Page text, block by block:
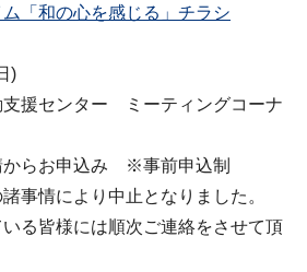
「和の心を感じる」チラシ
)
支援センター ミーティングコーナ
からお申込み ※事前申込制
事情により中止となりました。
る皆様には順次ご連絡をさせて頂